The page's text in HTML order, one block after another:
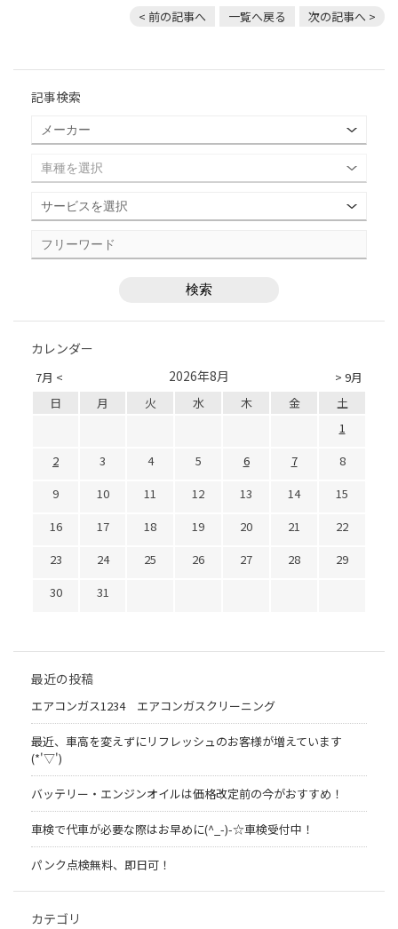
< 前の記事へ 一覧へ戻る 次の記事へ >
記事検索
カレンダー
7月 < > 9月
2026年8月
日 月 火 水 木 金
土
1
2
3 4 5 6 7
8
9
10 11 12 13 14
15
16
17 18 19 20 21
22
23
24 25 26 27 28
29
30
31
最近の投稿
エアコンガス1234 エアコンガスクリーニング
最近、車高を変えずにリフレッシュのお客様が増えています
(*'▽')
バッテリー・エンジンオイルは価格改定前の今がおすすめ！
車検で代車が必要な際はお早めに(^_-)-☆車検受付中！
パンク点検無料、即日可！
カテゴリ